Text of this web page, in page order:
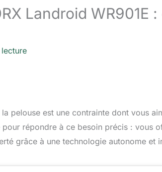
Landroid WR901E
pelouse est une contrainte dont vous
répondre à ce besoin précis : vous
grâce à une technologie autonome et